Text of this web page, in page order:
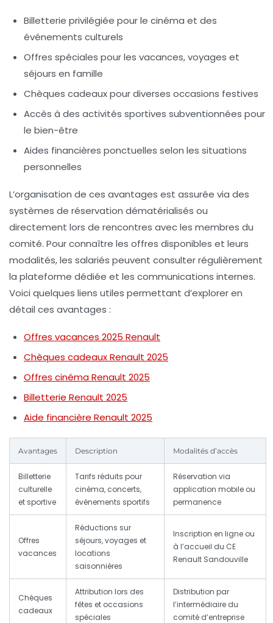
Billetterie privilégiée pour le cinéma et des
événements culturels
Offres spéciales pour les vacances, voyages et
séjours en famille
Chèques cadeaux pour diverses occasions festives
Accès à des activités sportives subventionnées pour
le bien-être
Aides financières ponctuelles selon les situations
personnelles
L’organisation de ces avantages est assurée via des
systèmes de réservation dématérialisés ou
directement lors de rencontres avec les membres du
comité. Pour connaître les offres disponibles et leurs
modalités, les salariés peuvent consulter régulièrement
la plateforme dédiée et les communications internes.
Voici quelques liens utiles permettant d’explorer en
détail ces avantages :
Offres vacances 2025 Renault
Chèques cadeaux Renault 2025
Offres cinéma Renault 2025
Billetterie Renault 2025
Aide financière Renault 2025
Avantages Description Modalités d’accès
Billetterie
culturelle
et sportive
Tarifs réduits pour
cinéma, concerts,
événements sportifs
Réservation via
application mobile ou
permanence
Offres
vacances
Réductions sur
séjours, voyages et
locations
saisonnières
Inscription en ligne ou
à l’accueil du CE
Renault Sandouville
Chèques
cadeaux
Attribution lors des
fêtes et occasions
spéciales
Distribution par
l’intermédiaire du
comité d’entreprise